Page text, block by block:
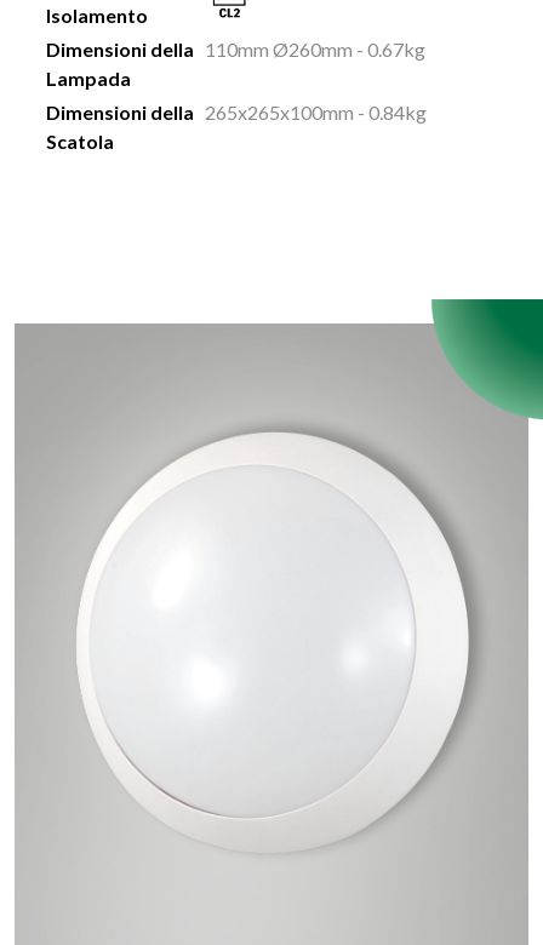
Isolamento
Dimensioni della
Lampada
110mm Ø260mm - 0.67kg
Dimensioni della
Scatola
265x265x100mm - 0.84kg